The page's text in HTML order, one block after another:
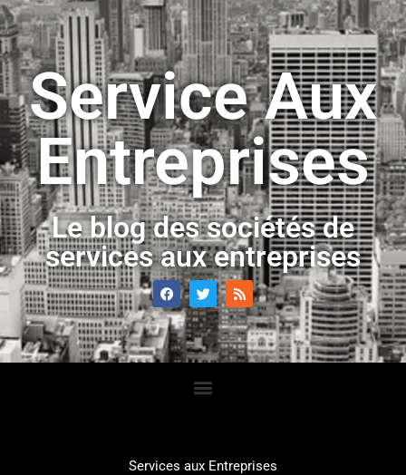
Service Aux
Entreprises
Le blog des sociétés de
services aux entreprises
Services aux Entreprises